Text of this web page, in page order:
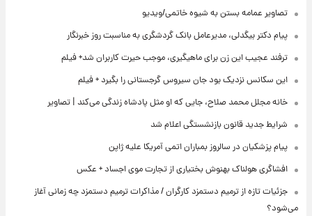
تصاویر عمامه بستن به شیوه خاتمی/ویدیو
پیام دکتر بیگدلی، مدیرعامل بانک گردشگری به مناسبت روز خبرنگار
ترفند عجیب این زن برای ماهیگیری، موجب حیرت کاربران شد+ فیلم
این سکانس نزدیک بود جان سیروس گرجستانی را بگیرد + فیلم
خانه مجلل محمد صلاح، جایی که او مثل پادشاه زندگی می‌کند | تصاویر
شرایط جدید قانون بازنشستگی اعلام شد
پیام پزشکیان در سالروز بمباران اتمی آمریکا علیه ژاپن
افشاگری هولناک بهنوش بختیاری از تجارت موی اجساد + عکس
جزئیات تازه از ترمیم دستمزد کارگران / مذاکرات ترمیم دستمزد چه زمانی آغاز
می‌شود؟